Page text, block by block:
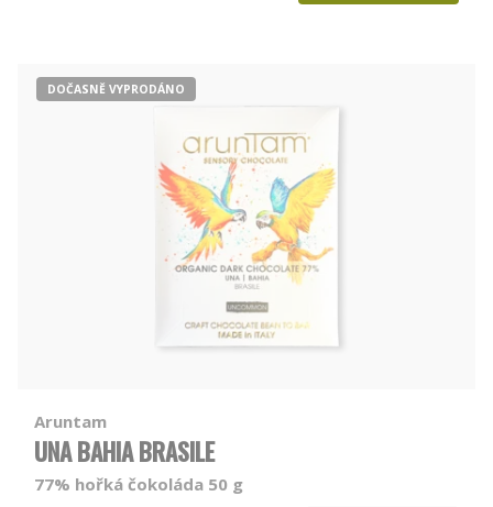
DOČASNĚ VYPRODÁNO
Aruntam
UNA BAHIA BRASILE
77% hořká čokoláda 50 g